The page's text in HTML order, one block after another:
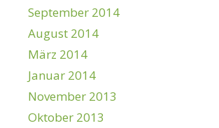
September 2014
August 2014
März 2014
Januar 2014
November 2013
Oktober 2013